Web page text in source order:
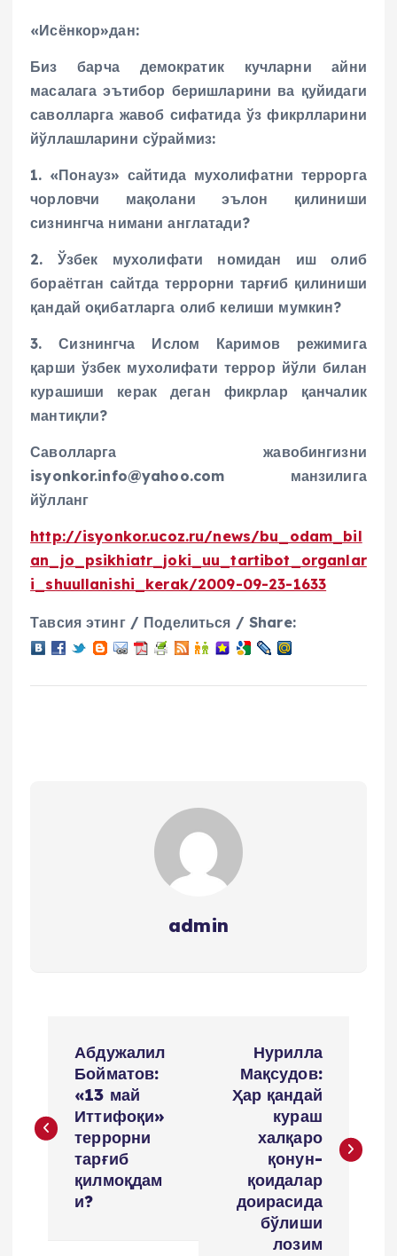
«Исёнкор»дан:
Биз барча демократик кучларни айни
масалага эътибор беришларини ва қуйидаги
саволларга жавоб сифатида ўз фикрлларини
йўллашларини сўраймиз:
1. «Понауз» сайтида мухолифатни террорга
чорловчи мақолани эълон қилиниши
сизнингча нимани англатади?
2. Ўзбек мухолифати номидан иш олиб
бораётган сайтда террорни тарғиб қилиниши
қандай оқибатларга олиб келиши мумкин?
3. Сизнингча Ислом Каримов режимига
қарши ўзбек мухолифати террор йўли билан
курашиши керак деган фикрлар қанчалик
мантиқли?
Саволларга жавобингизни
isyonkor.info@yahoo.com манзилига
йўлланг
http://isyonkor.ucoz.ru/news/bu_odam_bil
an_jo_psikhiatr_joki_uu_tartibot_organlar
i_shuullanishi_kerak/2009-09-23-1633
Тавсия этинг / Поделиться / Share:
admin
s
Абдужалил
Бойматов:
«13 май
Иттифоқи»
террорни
тарғиб
қилмоқдам
и?
Нурилла
Мақсудов:
Ҳар қандай
кураш
халқаро
қонун-
қоидалар
доирасида
бўлиши
лозим